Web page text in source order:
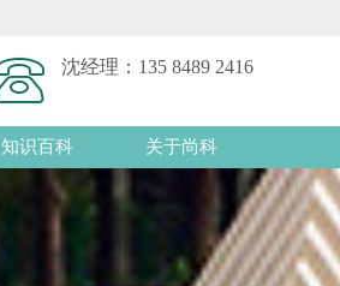
沈经理： 135 8489 2416
知识百科 关于尚科